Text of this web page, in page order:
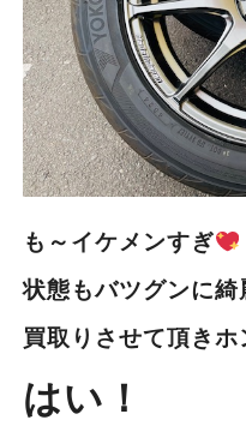
も～イケメンすぎ
状態もバツグンに綺
買取りさせて頂き
はい！